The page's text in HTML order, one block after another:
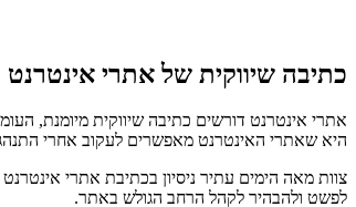
כתיבה שיווקית של אתרי אינטרנט
אתרי אינטרנט דורשים כתיבה שיווקית מיומנת,
היא שאתרי האינטרנט מאפשרים לעקוב אחרי
צוות מאה הימים עתיר ניסיון בכתיבת אתרי
לפשט ולהבהיר לקהל הרחב הגולש באתר.